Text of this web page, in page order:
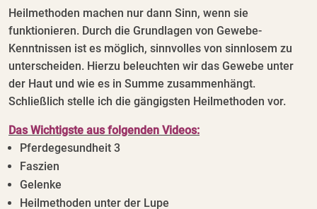
Heilmethoden machen nur dann Sinn, wenn sie
funktionieren. Durch die Grundlagen von Gewebe-
Kenntnissen ist es möglich, sinnvolles von sinnlosem zu
unterscheiden. Hierzu beleuchten wir das Gewebe unter
der Haut und wie es in Summe zusammenhängt.
Schließlich stelle ich die gängigsten Heilmethoden vor.
Das Wichtigste aus folgenden Videos:
Pferdegesundheit 3
Faszien
Gelenke
Heilmethoden unter der Lupe